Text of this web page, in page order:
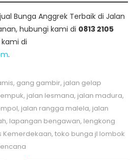
Bunga Anggrek Terbaik di Jalan
hubungi kami di 0813 2105
di
.
, gang gambir, jalan gelap
, jalan lesmana, jalan madura,
, jalan rangga malela, jalan
, lapangan bengawan, lengkong
Kemerdekaan,toko bunga jl lombok